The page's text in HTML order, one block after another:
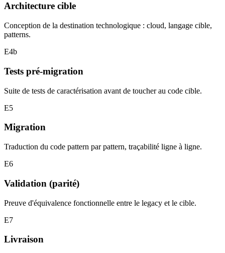
Architecture cible
Conception de la destination technologique : cloud, langage cible,
patterns.
E4b
Tests pré-migration
Suite de tests de caractérisation avant de toucher au code cible.
E5
Migration
Traduction du code pattern par pattern, traçabilité ligne à ligne.
E6
Validation (parité)
Preuve d'équivalence fonctionnelle entre le legacy et le cible.
E7
Livraison